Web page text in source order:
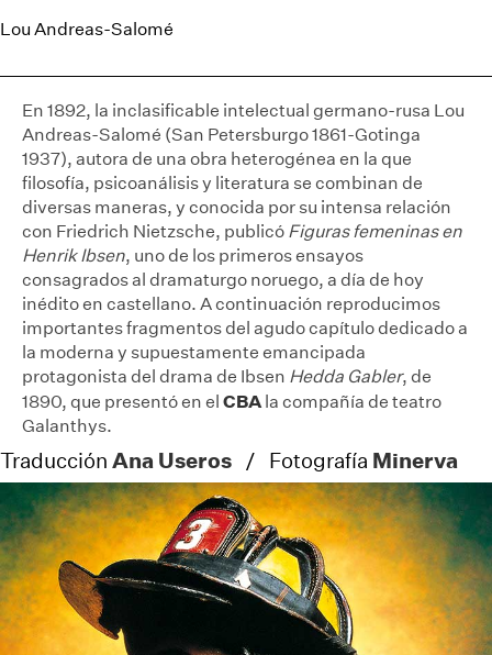
Lou Andreas-Salomé
En 1892, la inclasificable intelectual germano-rusa Lou
Andreas-Salomé (San Petersburgo 1861-Gotinga
1937), autora de una obra heterogénea en la que
filosofía, psicoanálisis y literatura se combinan de
diversas maneras, y conocida por su intensa relación
con Friedrich Nietzsche, publicó Figuras femeninas en
Henrik Ibsen, uno de los primeros ensayos
consagrados al dramaturgo noruego, a día de hoy
inédito en castellano. A continuación reproducimos
importantes fragmentos del agudo capítulo dedicado a
la moderna y supuestamente emancipada
protagonista del drama de Ibsen Hedda Gabler, de
1890, que presentó en el CBA la compañía de teatro
Galanthys.
Traducción Ana Useros / Fotografía Minerva